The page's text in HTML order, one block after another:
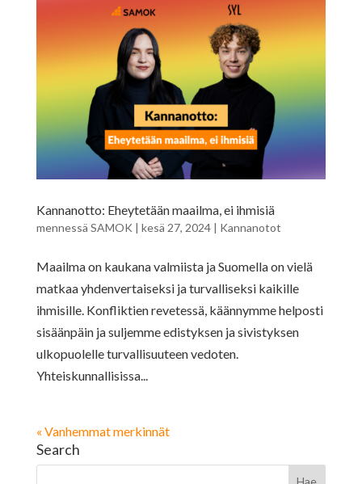
Kannanotto: Eheytetään maailma, ei ihmisiä
mennessä SAMOK | kesä 27, 2024| Kannanotot
Maailma on kaukana valmiista ja Suomella on vielä
matkaa yhdenvertaiseksi ja turvalliseksi kaikille
ihmisille. Konfliktien revetessä, käännymme helposti
sisäänpäin ja suljemme edistyksen ja sivistyksen
ulkopuolelle turvallisuuteen vedoten.
Yhteiskunnallisissa...
« Vanhemmat merkinnät
Search